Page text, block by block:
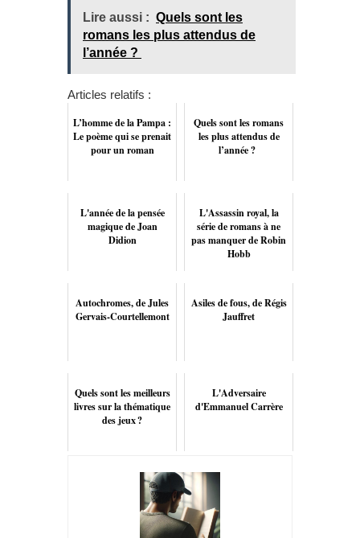
Lire aussi : Quels sont les
romans les plus attendus de
l’année ?
Articles relatifs :
L’homme de la Pampa :
Le poème qui se prenait
pour un roman
Quels sont les romans
les plus attendus de
l’année ?
L'année de la pensée
magique de Joan
Didion
L'Assassin royal, la
série de romans à ne
pas manquer de Robin
Hobb
Autochromes, de Jules
Gervais-Courtellemont
Asiles de fous, de Régis
Jauffret
Quels sont les meilleurs
livres sur la thématique
des jeux ?
L'Adversaire
d'Emmanuel Carrère